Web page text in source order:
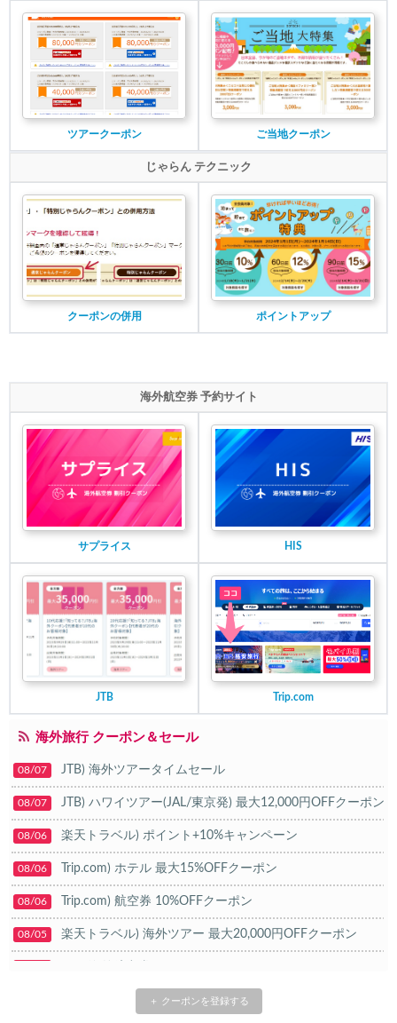
ツアークーポン ご当地クーポン
じゃらん テクニック
クーポンの併用 ポイントアップ
海外航空券 予約サイト
サプライス HIS
JTB Trip.com
海外旅行 クーポン＆セール
08/07 JTB) 海外ツアータイムセール
08/07 JTB) ハワイツアー(JAL/東京発) 最大12,000円OFFクーポン
08/06 楽天トラベル) ポイント+10%キャンペーン
08/06 Trip.com) ホテル 最大15%OFFクーポン
08/06 Trip.com) 航空券 10%OFFクーポン
08/05 楽天トラベル) 海外ツアー 最大20,000円OFFクーポン
HIS) 航空券/航空券+ホテル 最大30,000円CB
＋ クーポンを登録する